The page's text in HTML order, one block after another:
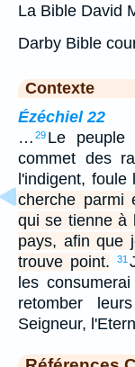
La Bible David
Darby Bible
Contexte
Ézéchiel 22
… 29 Le
commet des
l'indigent, foule
cherche parmi
qui se tienne à
pays, afin que
trouve point.
31
les
retomber
Seigneur,